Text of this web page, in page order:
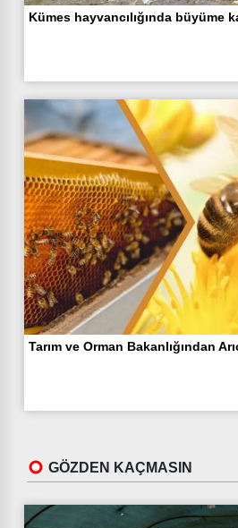
Kümes hayvancılığında büyüme
Tarım ve Orman Bakanlığından
GÖZDEN KAÇMASIN